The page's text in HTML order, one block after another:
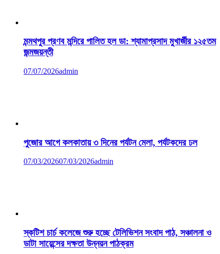
মন্মথপুর প্রণব মন্দিরে পালিত হল ডা: শ্যামাপ্রসাদ মুখার্জীর ১২৫তম
জন্মজয়ন্তী
07/07/2026admin
পুজোর আগে কলকাতায় ৩ দিনের পর্যটন মেলা, পর্যটকদের ঢল
07/03/202607/03/2026admin
স্কটিশ চার্চ কলেজে শুরু হচ্ছে টেলিভিশন সংবাদ পাঠ, সঞ্চালনা ও
ডাটা সায়েন্সের দক্ষতা উন্নয়ন পাঠক্রম